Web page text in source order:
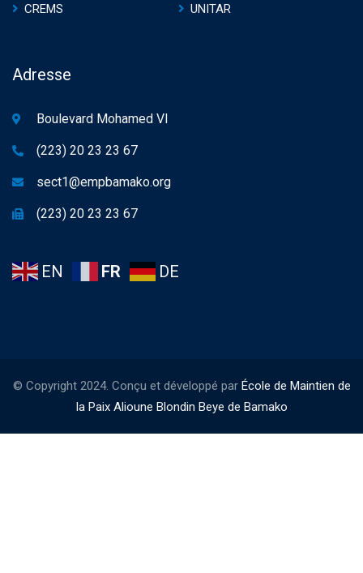
CREMS
UNITAR
Adresse
Boulevard Mohamed VI
(223) 20 23 23 67
sect1@empbamako.org
(223) 20 23 23 67
EN FR DE
© Copyright 2024. Conçu et développé par École de Maintien de
la Paix Alioune Blondin Beye de Bamako